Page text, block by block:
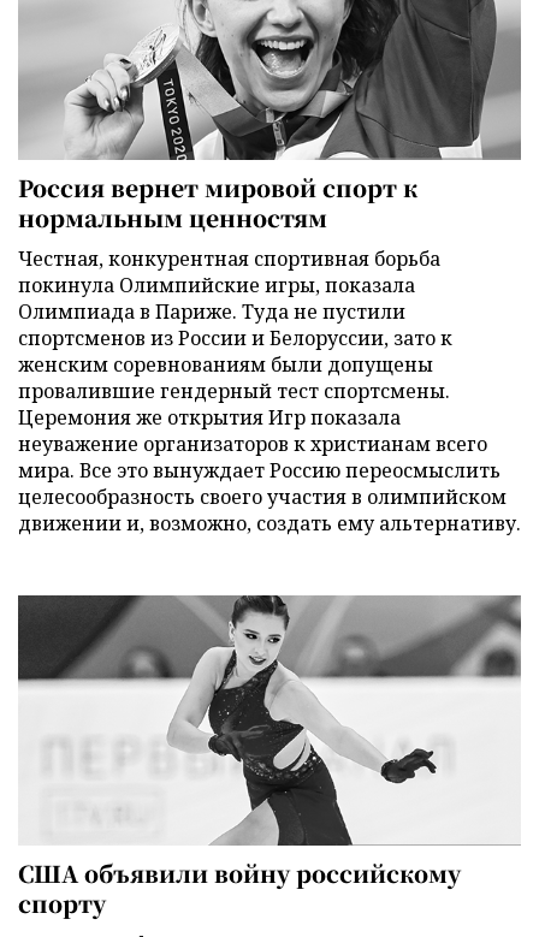
Россия вернет мировой спорт к
нормальным ценностям
Честная, конкурентная спортивная борьба
покинула Олимпийские игры, показала
Олимпиада в Париже. Туда не пустили
спортсменов из России и Белоруссии, зато к
женским соревнованиям были допущены
провалившие гендерный тест спортсмены.
Церемония же открытия Игр показала
неуважение организаторов к христианам всего
мира. Все это вынуждает Россию переосмыслить
целесообразность своего участия в олимпийском
движении и, возможно, создать ему альтернативу.
США объявили войну российскому
спорту